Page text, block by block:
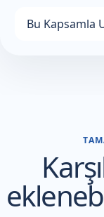
Bu Kapsamla